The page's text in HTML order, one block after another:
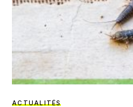
ACTUALITÉS